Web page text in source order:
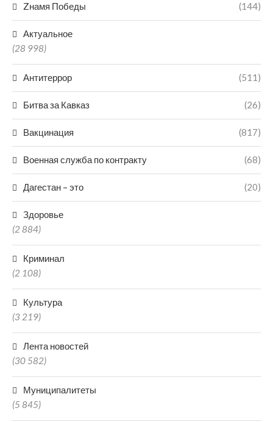
Zнамя Победы (144)
Актуальное
(28 998)
Антитеррор (511)
Битва за Кавказ (26)
Вакцинация (817)
Военная служба по контракту (68)
Дагестан – это (20)
Здоровье
(2 884)
Криминал
(2 108)
Культура
(3 219)
Лента новостей
(30 582)
Муниципалитеты
(5 845)